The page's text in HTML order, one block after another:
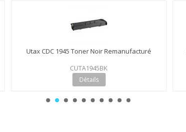
Utax CDC 1945 Toner Noir Remanufacturé
CUTA1945BK
Détails